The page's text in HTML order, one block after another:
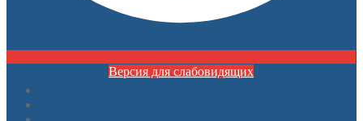
Версия для слабовидящих